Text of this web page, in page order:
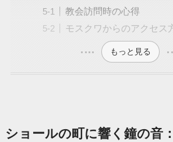
教会訪問時の心得
モスクワからのアクセス
もっと見る
ショールの町に響く鐘の音